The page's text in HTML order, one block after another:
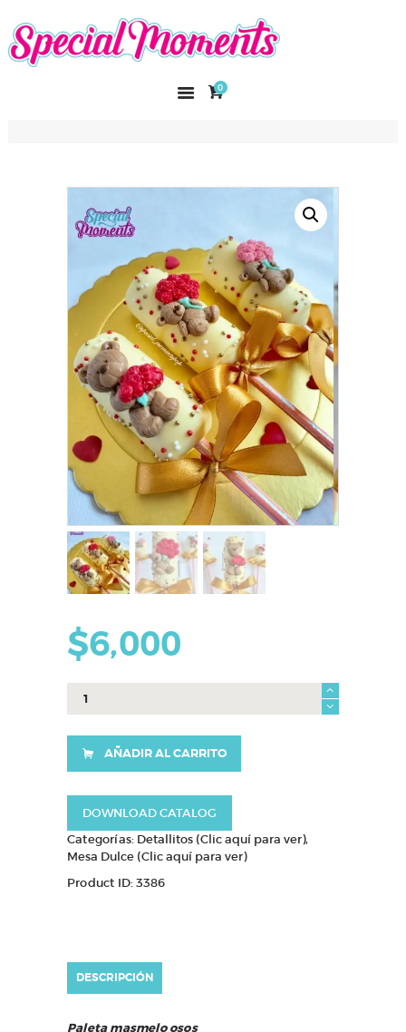
0
SPECIAL MOMENTS
El amor hecho arte
CURSOS
CONTACTO
$6,000
masmelos
cantidadAÑADIR AL CARRITO
DOWNLOAD CATALOG
Categorías: Detallitos (Clic aquí para ver),
Mesa Dulce (Clic aquí para ver)
Product ID:3386
DESCRIPCIÓN
Paleta masmelo osos